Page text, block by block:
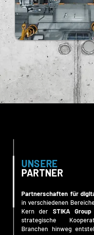
UNSERE
PARTNER
Partnerschaften für
in verschiedenen
Kern der STIKA Group
strategische
Branchen hinweg